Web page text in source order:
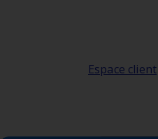
Espace client